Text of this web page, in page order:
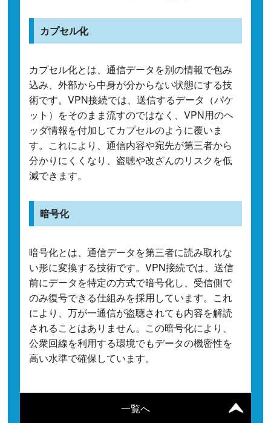
一覧へ
カプセル化
カプセル化とは、通信データを別の情報で包み
込み、外部から中身が分からない状態にする技
術です。VPN接続では、送信するデータ（パケ
ット）をそのまま流すのではなく、VPN用のヘ
ッダ情報を付加してカプセルのように覆いま
す。これにより、通信内容や宛先が第三者から
分かりにくくなり、盗聴や改ざんのリスクを低
減できます。
暗号化
暗号化とは、通信データを第三者に読み取れな
い形に変換する技術です。VPN接続では、送信
前にデータを特定の方式で暗号化し、受信側で
のみ復号できる仕組みを採用しています。これ
により、万が一通信が盗聴されても内容を解読
されることはありません。この暗号化により、
公衆回線を利用する環境でもデータの機密性を
高い水準で確保しています。